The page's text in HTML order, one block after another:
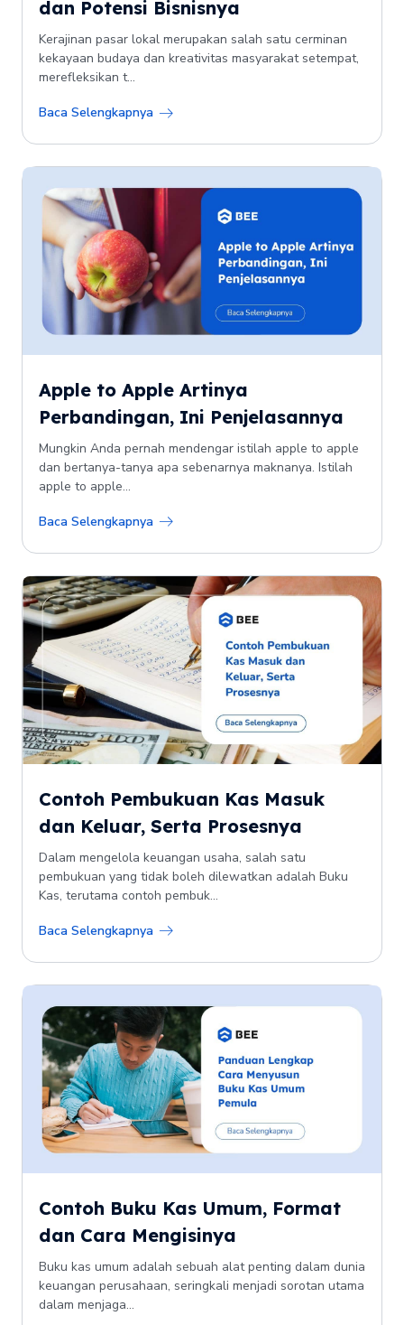
dan Potensi Bisnisnya
Kerajinan pasar lokal merupakan salah satu cerminan
kekayaan budaya dan kreativitas masyarakat setempat,
merefleksikan t...
Baca Selengkapnya
Apple to Apple Artinya
Perbandingan, Ini Penjelasannya
Mungkin Anda pernah mendengar istilah apple to apple
dan bertanya-tanya apa sebenarnya maknanya. Istilah
apple to apple...
Baca Selengkapnya
Contoh Pembukuan Kas Masuk
dan Keluar, Serta Prosesnya
Dalam mengelola keuangan usaha, salah satu
pembukuan yang tidak boleh dilewatkan adalah Buku
Kas, terutama contoh pembuk...
Baca Selengkapnya
Contoh Buku Kas Umum, Format
dan Cara Mengisinya
Buku kas umum adalah sebuah alat penting dalam dunia
keuangan perusahaan, seringkali menjadi sorotan utama
dalam menjaga...